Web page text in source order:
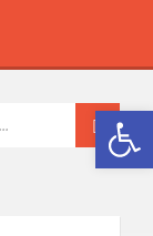
Deschide bara de unelte